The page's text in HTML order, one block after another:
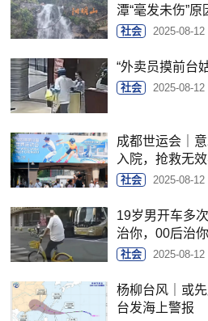
潭“毫发未伤”原
社会 2025-08-12
“外卖员摸前台
社会 2025-08-12
成都世运会｜
入院，抢救无
社会 2025-08-12
19岁男开车多
治你，00后治你
社会 2025-08-12
杨柳台风｜或
台发海上警报